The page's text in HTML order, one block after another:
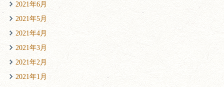
2021年6月
2021年5月
2021年4月
2021年3月
2021年2月
2021年1月